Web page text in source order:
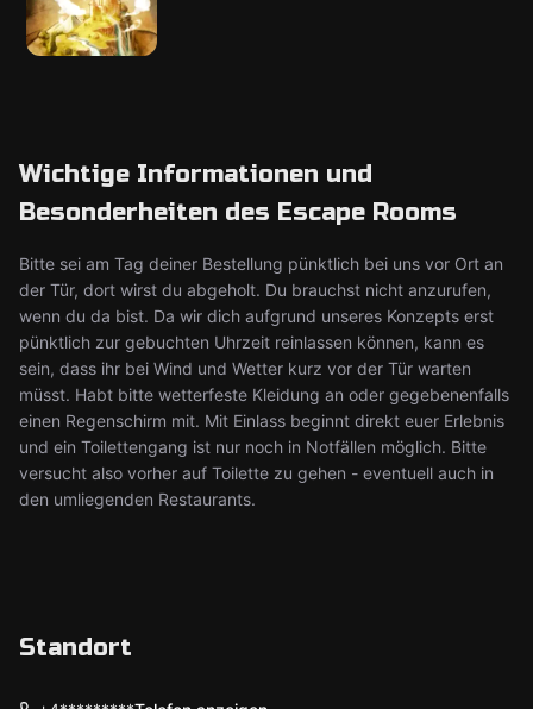
Wichtige Informationen und
Besonderheiten des Escape Rooms
Bitte sei am Tag deiner Bestellung pünktlich bei uns vor Ort an
der Tür, dort wirst du abgeholt. Du brauchst nicht anzurufen,
wenn du da bist. Da wir dich aufgrund unseres Konzepts erst
pünktlich zur gebuchten Uhrzeit reinlassen können, kann es
sein, dass ihr bei Wind und Wetter kurz vor der Tür warten
müsst. Habt bitte wetterfeste Kleidung an oder gegebenenfalls
einen Regenschirm mit. Mit Einlass beginnt direkt euer Erlebnis
und ein Toilettengang ist nur noch in Notfällen möglich. Bitte
versucht also vorher auf Toilette zu gehen - eventuell auch in
den umliegenden Restaurants.
Standort